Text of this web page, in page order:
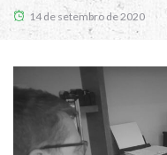
14 de setembro de 2020